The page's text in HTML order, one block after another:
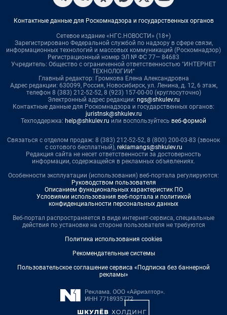
Контактные данные для Роскомнадзора и государственных органов
Сетевое издание «НГС.НОВОСТИ» (18+)
Зарегистрировано Федеральной службой по надзору в сфере связи,
информационных технологий и массовых коммуникаций (Роскомнадзор)
Регистрационный номер ЭЛ № ФС 77— 84683
Учредитель: Общество с ограниченной ответственностью "ИНТЕРНЕТ
ТЕХНОЛОГИИ"
Главный редактор: Громкова Елена Александровна
Адрес редакции: 630099, Россия, Новосибирск, ул. Ленина, д. 12, 6 этаж,
телефон 8 (383) 212-52-52, 8 (923) 157-00-00 (круглосуточно)
Электронный адрес редакции: ngs@shkulev.ru
Контактные данные для Роскомнадзора и государственных органов:
juristnsk@shkulev.ru
Техподдержка: help@shkulev.ru или воспользуйтесь веб-формой
Связаться с отделом продаж: 8 (383) 212-52-52, 8 (800) 200-03-83 (звонок
с сотового бесплатный), reklamangs@shkulev.ru
Редакция сайта не несет ответственности за достоверность
информации, содержащейся в рекламных объявлениях.
Особенности эксплуатации (использования) веб-портала регулируются:
Руководством пользователя
Описанием функциональных характеристик ПО
Условиями использования веб-портала и политикой
конфиденциальности персональных данных
Веб-портал распространяется в виде интернет-сервиса, специальные
действия по установке на стороне пользователя не требуются
Политика использования cookies
Рекомендательные системы
Пользовательское соглашение сервиса «Подписка без баннерной
рекламы»